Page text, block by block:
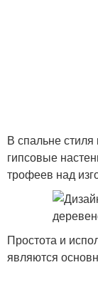
В спальне стиля
гипсовые
трофеев над
Простота и
являются